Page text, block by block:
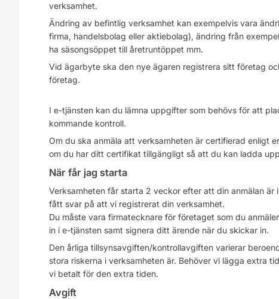
verksamhet.
Ändring av befintlig verksamhet kan exempelvis vara
firma, handelsbolag eller aktiebolag), ändring från
ha säsongsöppet till åretruntöppet mm.
Vid ägarbyte ska den nye ägaren registrera sitt företag
företag.
I e-tjänsten kan du lämna uppgifter som behövs för att
kommande kontroll.
Om du ska anmäla att verksamheten är certifierad enligt
om du har ditt certifikat tillgängligt så att du kan ladda
När får jag starta
Verksamheten får starta 2 veckor efter att din anmälan
fått svar på att vi registrerat din verksamhet.
Du måste vara firmatecknare för företaget som du
in i e-tjänsten samt signera ditt ärende när du skickar in.
Den årliga tillsynsavgiften/kontrollavgiften varierar
stora riskerna i verksamheten är. Behöver vi lägga extra
vi betalt för den extra tiden.
Avgift